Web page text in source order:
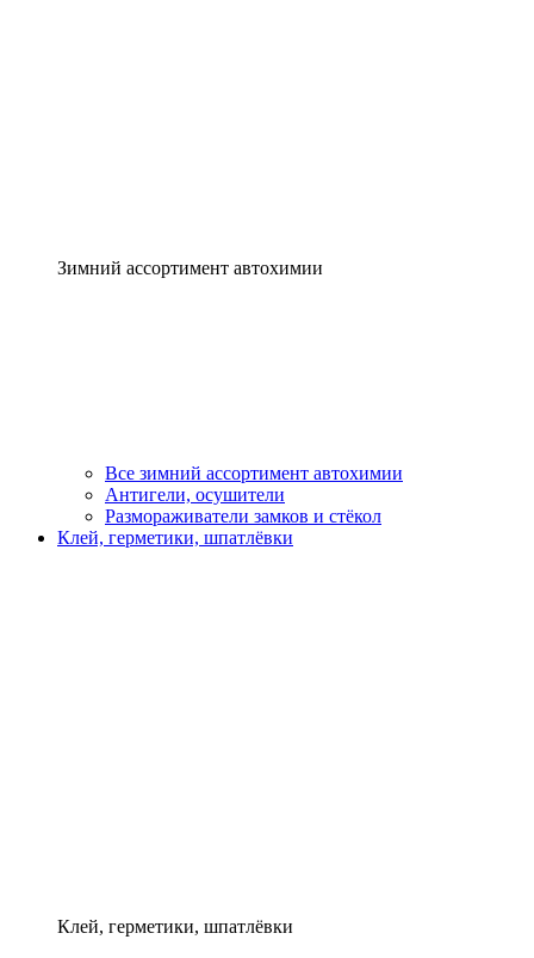
Зимний ассортимент автохимии
Все зимний ассортимент автохимии
Антигели, осушители
Размораживатели замков и стёкол
Клей, герметики, шпатлёвки
Клей, герметики, шпатлёвки